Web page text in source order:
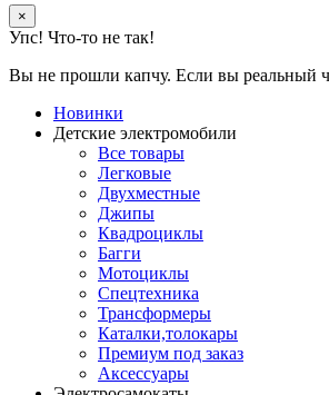
×
Упс! Что-то не так!
Вы не прошли капчу. Если вы реальный
Новинки
Детские электромобили
Все товары
Легковые
Двухместные
Джипы
Квадроциклы
Багги
Мотоциклы
Спецтехника
Трансформеры
Каталки,толокары
Премиум под заказ
Аксессуары